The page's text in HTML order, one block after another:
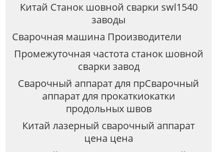
Китай Станок шовной сварки swl1540
заводы
Сварочная машина Производители
Промежуточная частота станок шовной
сварки завод
Сварочный аппарат для прСварочный
аппарат для прокаткиокатки
продольных швов
Китай лазерный сварочный аппарат
цена цена